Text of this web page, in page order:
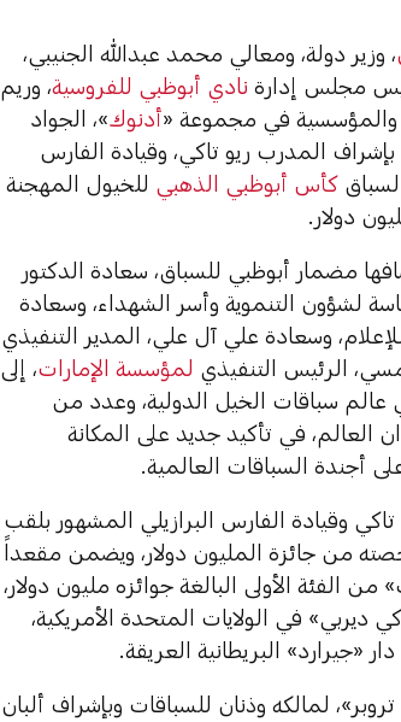
، وزير دولة، ومعالي محمد عبدالله الجنيبي،
مجلس إدارة نادي أبوظبي للفروسية، وريم
والمؤسسية في مجموعة «أدنوك»، الجواد
المدرب ريو تاكي، وقيادة الفارس
لسباق كأس أبوظبي الذهبي للخيول المهجنة
دولار.
مضمار أبوظبي للسباق، سعادة الدكتور
لشؤون التنموية وأسر الشهداء، وسعادة
وسعادة علي آل علي، المدير التنفيذي
الرئيس التنفيذي لمؤسسة الإمارات، إلى
سباقات الخيل الدولية، وعدد من
العالم، في تأكيد جديد على المكانة
أجندة السباقات العالمية.
وقيادة الفارس البرازيلي المشهور بلقب
ليحصد حصته من جائزة المليون دولار، ويضمن مقعداً
الفئة الأولى البالغة جوائزه مليون دولار،
في الولايات المتحدة الأمريكية،
البريطانية العريقة.
لمالكه وذنان للسباقات وبإشراف ألبان